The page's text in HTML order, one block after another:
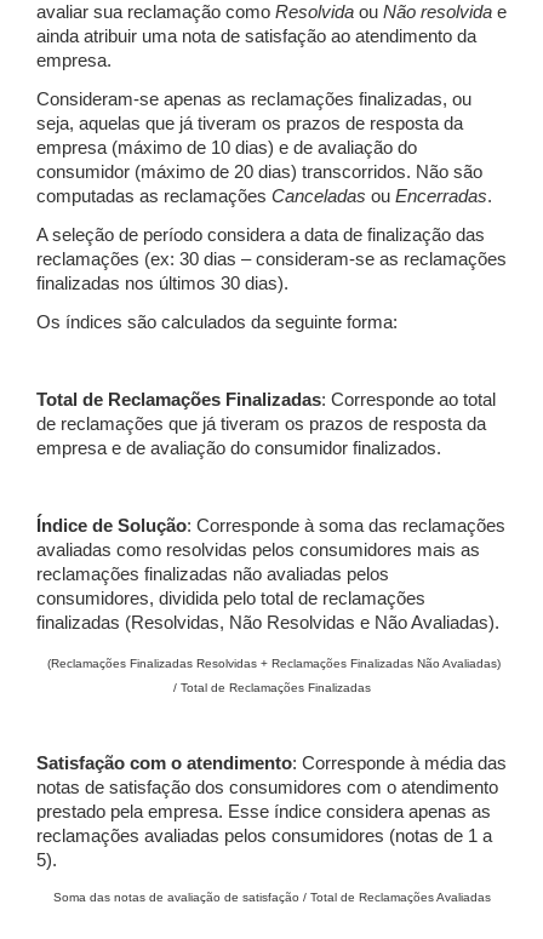
avaliar sua reclamação como Resolvida ou Não resolvida e
ainda atribuir uma nota de satisfação ao atendimento da
empresa.
Consideram-se apenas as reclamações finalizadas, ou
seja, aquelas que já tiveram os prazos de resposta da
empresa (máximo de 10 dias) e de avaliação do
consumidor (máximo de 20 dias) transcorridos. Não são
computadas as reclamações Canceladas ou Encerradas.
A seleção de período considera a data de finalização das
reclamações (ex: 30 dias – consideram-se as reclamações
finalizadas nos últimos 30 dias).
Os índices são calculados da seguinte forma:
Total de Reclamações Finalizadas: Corresponde ao total
de reclamações que já tiveram os prazos de resposta da
empresa e de avaliação do consumidor finalizados.
Índice de Solução: Corresponde à soma das reclamações
avaliadas como resolvidas pelos consumidores mais as
reclamações finalizadas não avaliadas pelos
consumidores, dividida pelo total de reclamações
finalizadas (Resolvidas, Não Resolvidas e Não Avaliadas).
(Reclamações Finalizadas Resolvidas + Reclamações Finalizadas Não Avaliadas)
/ Total de Reclamações Finalizadas
Satisfação com o atendimento: Corresponde à média das
notas de satisfação dos consumidores com o atendimento
prestado pela empresa. Esse índice considera apenas as
reclamações avaliadas pelos consumidores (notas de 1 a
5).
Soma das notas de avaliação de satisfação / Total de Reclamações Avaliadas